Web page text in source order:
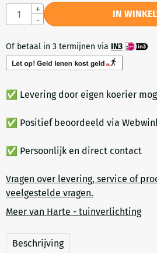
Aantal
+
-
IN
Of betaal in 3 termijnen via IN3
✅ Levering door eigen koerier
✅ Positief beoordeeld via
✅ Persoonlijk en direct contact
Vragen over levering, service of
veelgestelde vragen.
Meer van Harte - tuinverlichting
Beschrijving